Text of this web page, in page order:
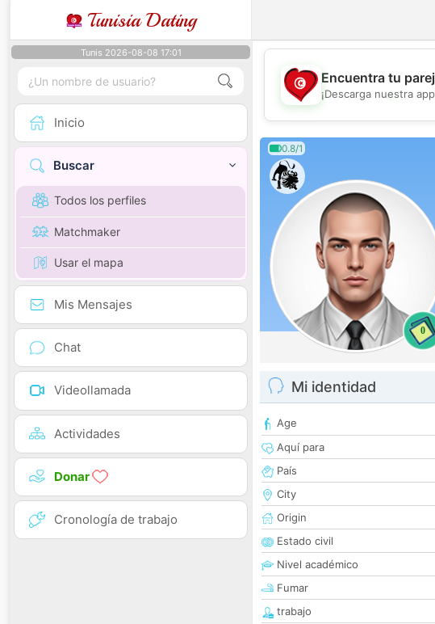
Tunisia Dating
Tunis 2026-08-08 17:01
Inicio
Buscar
Todos los perfiles
Matchmaker
Usar el mapa
Mis Mensajes
Chat
Videollamada
Actividades
Donar
Cronología de trabajo
💖
Encuentra tu
¡Descarga nuestra
0.8/1
0
Mi identidad
Age
Aquí para
País
City
Origin
Estado civil
Nivel académico
Fumar
trabajo